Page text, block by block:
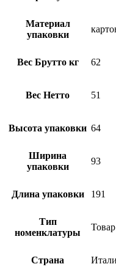
Материал
упаковки
Вес Брутто кг 62
Вес Нетто 51
Высота упаковки 64
Ширина
упаковки
93
Длина упаковки 191
Тип
номенклатуры
Товар
Страна